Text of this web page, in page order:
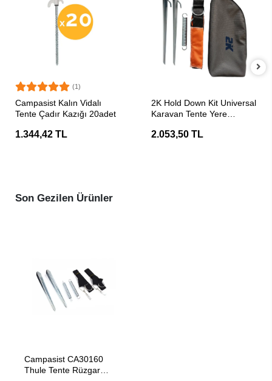
(1)
Campasist Kalın Vidalı
Tente Çadır Kazığı 20adet
1.344,42 TL
2K Hold Down Kit Universal
Karavan Tente Yere
2.053,50 TL
Son Gezilen Ürünler
Campasist CA30160
Thule Tente Rüzgar